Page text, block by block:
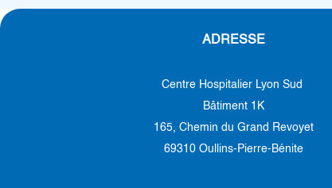
ADRESSE
Centre Hospitalier Lyon Sud
Bâtiment 1K
165, Chemin du Grand Revoyet
69310 Oullins-Pierre-Bénite